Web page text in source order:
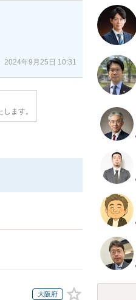
2024年9月25日 10:31
ます。
大阪府